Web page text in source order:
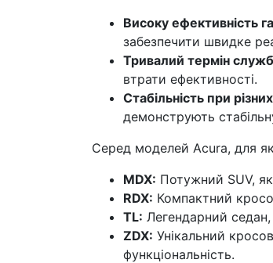
Високу ефективність
забезпечити швидке
Тривалий термін
втрати ефективності.
Стабільність при
демонструють
Серед моделей Acura, для
MDX: Потужний SUV,
RDX: Компактний
TL: Легендарний
ZDX: Унікальний
функціональність.